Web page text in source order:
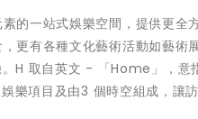
的一站式娛樂空間，提供更全
更有各種文化藝術活動如藝術
H 取自英文 - 「Home」，意
樂項目及由3 個時空組成，讓